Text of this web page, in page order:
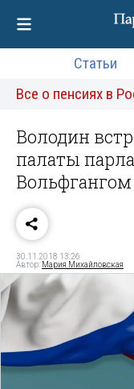
Статьи
Все о пенсиях в
Володин
палаты
30.11.2018 13:26
Автор: Мария Михайловская